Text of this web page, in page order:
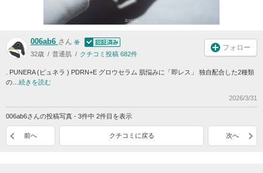
006ab6 さん
32歳 普通肌 クチコミ投稿 682件
フォロー
. PUNERA (ピュネラ ) PDRN+E グロウセラム 肌悩みに「即レス」 独自配合した2種類
の… 続きを読む
2026/3/31
006ab6さんの投稿写真 - 3件中 2件目を表示
前へ クチコミに戻る 次へ